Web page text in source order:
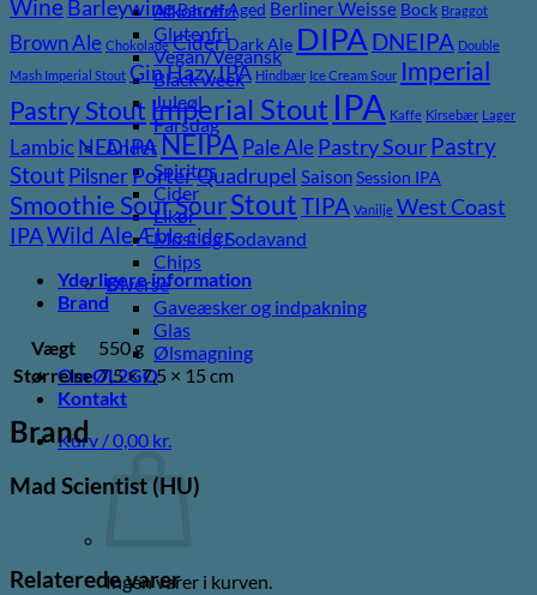
Alkoholfri
Glutenfri
Vegan/Vegansk
Black week
Juleøl
Farsdag
Andet
Spiritus
Cider
Likør
Most og Sodavand
Chips
Diverse
Gaveæsker og indpakning
Glas
Ølsmagning
Om ØL2GO
Kontakt
Kurv /0,00 kr.
Ingen varer i kurven.
Wine BarleywineBarrel Aged Berliner Weisse Bock Braggot
Brown Ale Chokolade CiderDark Ale DIPA DNEIPA Double
Mash Imperial Stout GinHazy IPA Hindbær Ice Cream Sour Imperial
Pastry Stout Imperial Stout IPA Kaffe Kirsebær Lager
Lambic NEDIPANEIPA Pale Ale Pastry Sour Pastry
Stout Pilsner PorterQuadrupel SaisonSession IPA
Smoothie SourSourStoutTIPA Vanilje West Coast
IPAWild Ale Æble cider
Yderligere information
Brand
Vægt
550 g
Størrelse 7,5 × 7,5 × 15 cm
Brand
Mad Scientist (HU)
Relaterede varer